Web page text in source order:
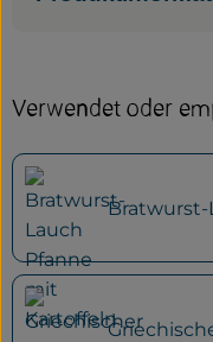
Verwendet oder
Bratwurst-